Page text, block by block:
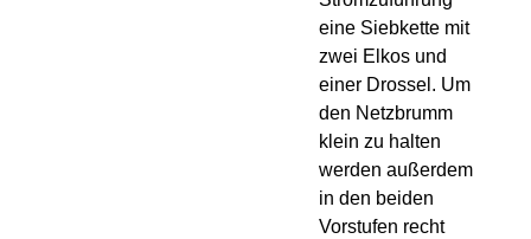
eine Siebkette mit
zwei Elkos und
einer Drossel. Um
den Netzbrumm
klein zu halten
werden außerdem
in den beiden
Vorstufen recht